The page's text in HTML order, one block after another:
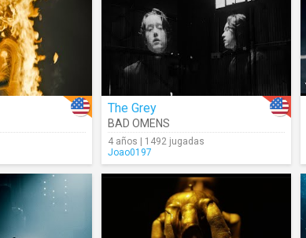
The Grey
BAD OMENS
4 años | 1492 jugadas
Joao0197